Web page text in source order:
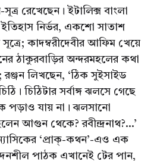
রেখেছেন। ইটালিক্স বাংলা
নির্ভর, একশো সাতাশ
কাদম্বরীদেবীর আফিম খেয়ে
ঠাকুরবাড়ির অন্দরমহলের কথা
লিখছেন, ‘ঠিক সুইসাইড
চিঠিটার সর্বাঙ্গ ঝলসে গেছে
পড়াও যায় না। ঝলসানো
আগুন থেকে? রবীন্দ্রনাথ?...’
‘প্রাক্-কথন’-এও এক
পাঠক এখানেই টের পান,